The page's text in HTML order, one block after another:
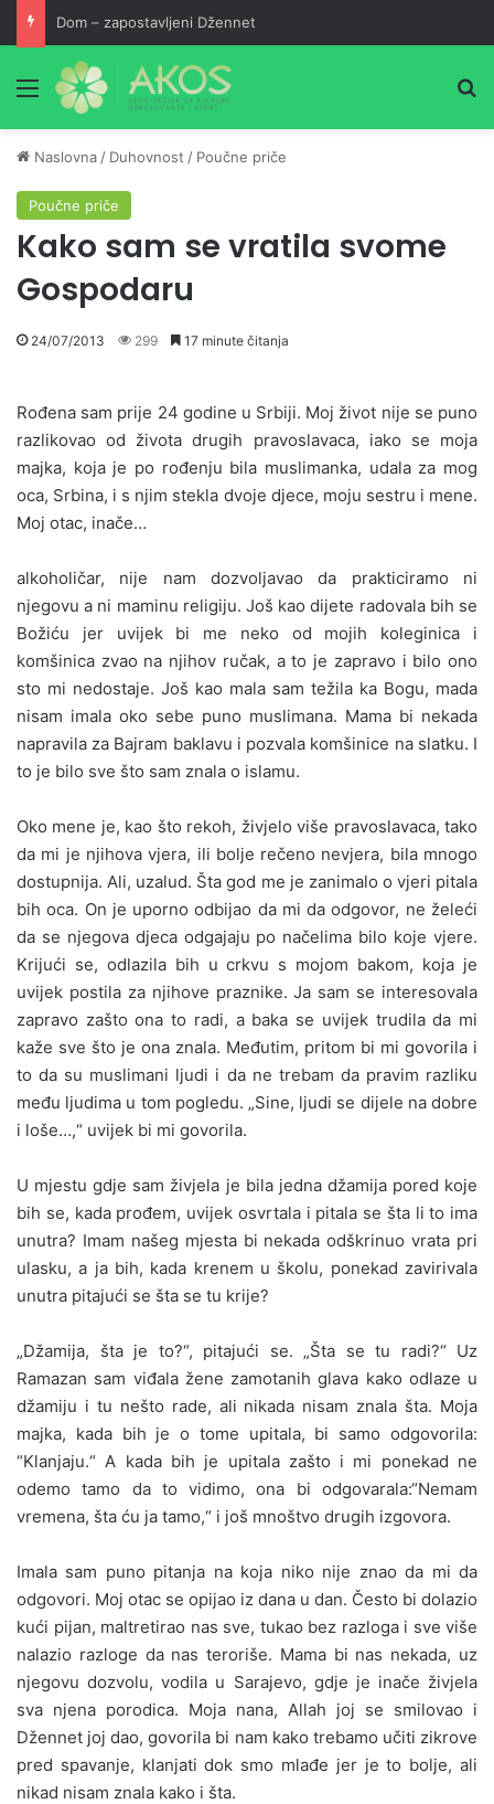
Priča o djevojčici kojoj je najbolja prijateljica sura Mulk!
Meni
Naslovna / Duhovnost / Poučne priče
Poučne priče
Kako sam se vratila svome
Gospodaru
24/07/2013 299 17 minute čitanja
Rođena sam prije 24 godine u Srbiji. Moj život nije se puno
razlikovao od života drugih pravoslavaca, iako se moja
majka, koja je po rođenju bila muslimanka, udala za mog
oca, Srbina, i s njim stekla dvoje djece, moju sestru i mene.
Moj otac, inače…
alkoholičar, nije nam dozvoljavao da prakticiramo ni
njegovu a ni maminu religiju. Još kao dijete radovala bih se
Božiću jer uvijek bi me neko od mojih koleginica i
komšinica zvao na njihov ručak, a to je zapravo i bilo ono
sto mi nedostaje. Još kao mala sam težila ka Bogu, mada
nisam imala oko sebe puno muslimana. Mama bi nekada
napravila za Bajram baklavu i pozvala komšinice na slatku. I
to je bilo sve što sam znala o islamu.
Oko mene je, kao što rekoh, živjelo više pravoslavaca, tako
da mi je njihova vjera, ili bolje rečeno nevjera, bila mnogo
dostupnija. Ali, uzalud. Šta god me je zanimalo o vjeri pitala
bih oca. On je uporno odbijao da mi da odgovor, ne želeći
da se njegova djeca odgajaju po načelima bilo koje vjere.
Krijući se, odlazila bih u crkvu s mojom bakom, koja je
uvijek postila za njihove praznike. Ja sam se interesovala
zapravo zašto ona to radi, a baka se uvijek trudila da mi
kaže sve što je ona znala. Međutim, pritom bi mi govorila i
to da su muslimani ljudi i da ne trebam da pravim razliku
među ljudima u tom pogledu. „Sine, ljudi se dijele na dobre
i loše…,“ uvijek bi mi govorila.
U mjestu gdje sam živjela je bila jedna džamija pored koje
bih se, kada prođem, uvijek osvrtala i pitala se šta li to ima
unutra? Imam našeg mjesta bi nekada odškrinuo vrata pri
ulasku, a ja bih, kada krenem u školu, ponekad zavirivala
unutra pitajući se šta se tu krije?
„Džamija, šta je to?“, pitajući se. „Šta se tu radi?“ Uz
Ramazan sam viđala žene zamotanih glava kako odlaze u
džamiju i tu nešto rade, ali nikada nisam znala šta. Moja
majka, kada bih je o tome upitala, bi samo odgovorila:
“Klanjaju.“ A kada bih je upitala zašto i mi ponekad ne
odemo tamo da to vidimo, ona bi odgovarala:“Nemam
vremena, šta ću ja tamo,“ i još mnoštvo drugih izgovora.
Imala sam puno pitanja na koja niko nije znao da mi da
odgovori. Moj otac se opijao iz dana u dan. Često bi dolazio
kući pijan, maltretirao nas sve, tukao bez razloga i sve više
nalazio razloge da nas teroriše. Mama bi nas nekada, uz
njegovu dozvolu, vodila u Sarajevo, gdje je inače živjela
sva njena porodica. Moja nana, Allah joj se smilovao i
Džennet joj dao, govorila bi nam kako trebamo učiti zikrove
pred spavanje, klanjati dok smo mlađe jer je to bolje, ali
nikad nisam znala kako i šta.